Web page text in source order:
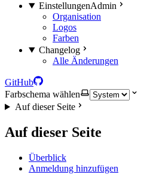
EinstellungenAdmin
Organisation
Logos
Farben
Changelog
Alle Änderungen
GitHub
Farbschema wählen
Auf dieser Seite
Auf dieser Seite
Überblick
Anmeldung hinzufügen